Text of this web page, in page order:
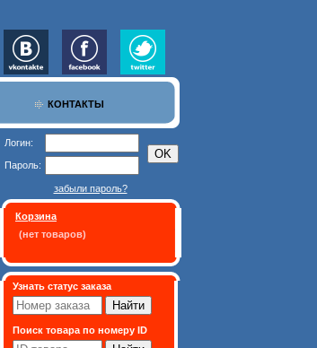
КОНТАКТЫ
Логин:
Пароль:
забыли пароль?
Корзина
(нет товаров)
Узнать статус заказа
Поиск товара по номеру ID